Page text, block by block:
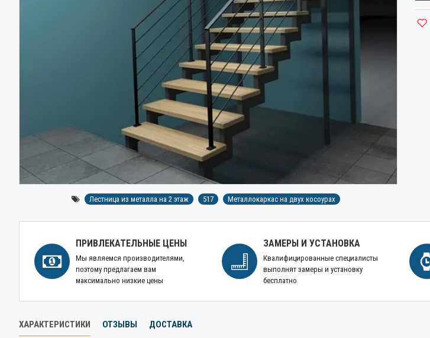
Лестница из металла на 2 этаж 517 Металлокаркас на двух косоурах
ПРИВЛЕКАТЕЛЬНЫЕ ЦЕНЫ
Мы являемся производителями,
поэтому предлагаем вам
максимально низкие цены
ЗАМЕРЫ И УСТАНОВКА
Квалифицированные специалисты
выполнят замеры и установку
бесплатно
ХАРАКТЕРИСТИКИ ОТЗЫВЫ ДОСТАВКА